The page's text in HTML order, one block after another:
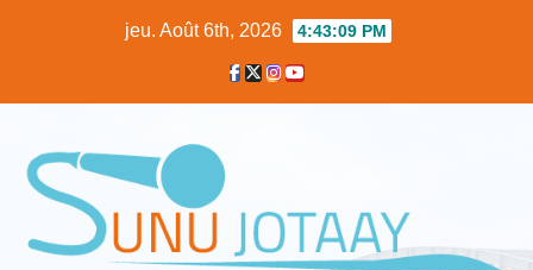
jeu. Août 6th, 2026 4:43:10 PM